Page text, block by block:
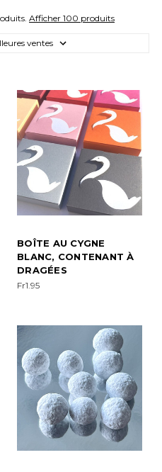
Afficher 100 produits
BOÎTE AU CYGNE
BLANC, CONTENANT À
DRAGÉES
Fr1.95